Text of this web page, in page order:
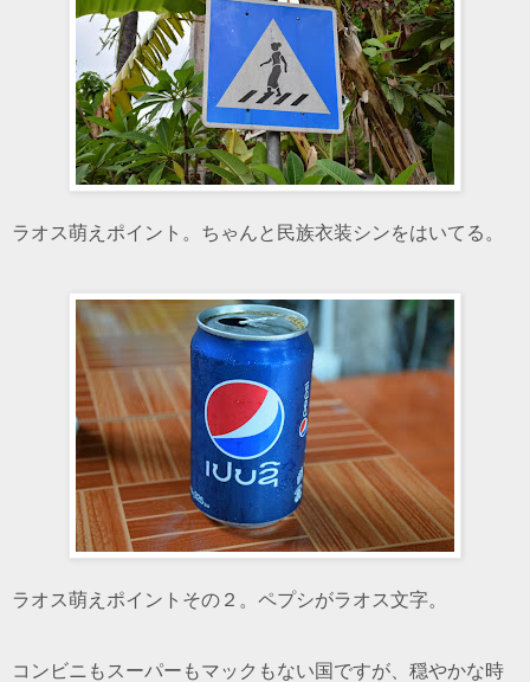
ラオス萌えポイント。ちゃんと民族衣装シンをはいてる。
ラオス萌えポイントその２。ペプシがラオス文字。
コンビニもスーパーもマックもない国ですが、穏やかな時